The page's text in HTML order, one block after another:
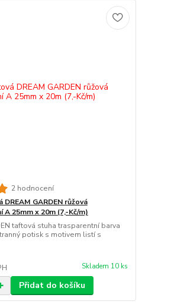
2 hodnocení
GARDEN růžová
25mm x 20m (7,-Kč/m)
taftová stuha trasparentní barva
potisk s motivem listí s
Skladem 10 ks
Přidat do košíku